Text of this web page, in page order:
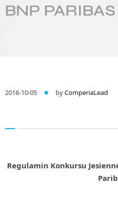
BNP PARIBAS
2016-10-05 byComperiaLead
Regulamin Konkursu